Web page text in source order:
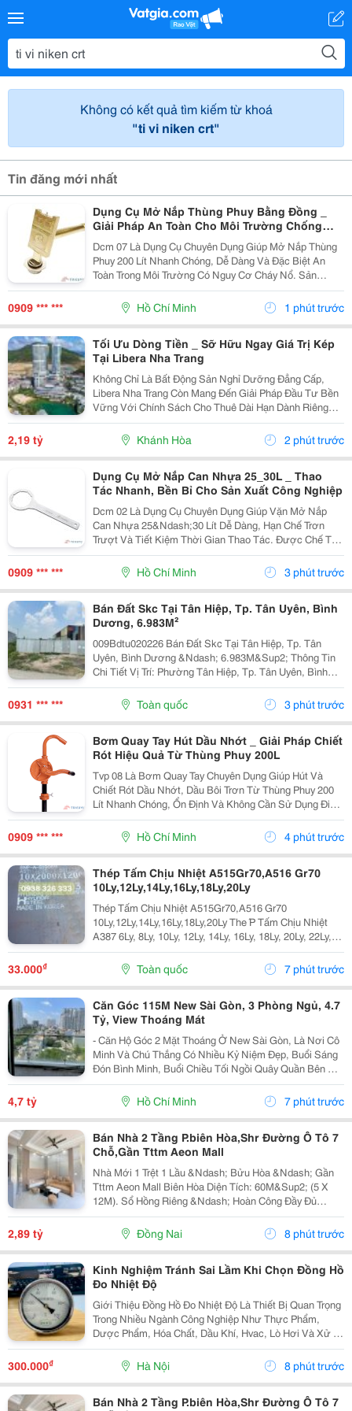
Không có kết quả tìm kiếm từ khoá
"ti vi niken crt"
Tin đăng mới nhất
Dụng Cụ Mở Nắp Thùng Phuy Bằng Đồng _
Giải Pháp An Toàn Cho Môi Trường Chống
Cháy Nổ
Dcm 07 Là Dụng Cụ Chuyên Dụng Giúp Mở Nắp Thùng
Phuy 200 Lít Nhanh Chóng, Dễ Dàng Và Đặc Biệt An
Toàn Trong Môi Trường Có Nguy Cơ Cháy Nổ. Sản
Phẩm Được Chế Tạo Từ Đồng Nguyên Khối , Hạn Chế
Phát Sinh Tia Lửa Khi Thao Tác, Đáp Ứng Yêu Cầu Của
0909 *** *** Hồ Chí Minh 1 phút trước
Tối Ưu Dòng Tiền _ Sỡ Hữu Ngay Giá Trị Kép
Tại Libera Nha Trang
Không Chỉ Là Bất Động Sản Nghỉ Dưỡng Đẳng Cấp,
Libera Nha Trang Còn Mang Đến Giải Pháp Đầu Tư Bền
Vững Với Chính Sách Cho Thuê Dài Hạn Dành Riêng
Cho Chủ Sở Hữu Sanhome, Paramount Và Vega Alora
Residences ✨ Chính Sách Hấp Dẫn: Sanhome: Thu
Nhập Ước...
2,19 tỷ Khánh Hòa 2 phút trước
Dụng Cụ Mở Nắp Can Nhựa 25_30L _ Thao
Tác Nhanh, Bền Bỉ Cho Sản Xuất Công Nghiệp
Dcm 02 Là Dụng Cụ Chuyên Dụng Giúp Vặn Mở Nắp
Can Nhựa 25&Ndash;30 Lít Dễ Dàng, Hạn Chế Trơn
Trượt Và Tiết Kiệm Thời Gian Thao Tác. Được Chế Tạo
Từ Thép Xi Mạ Chống Gỉ , Sản Phẩm Có Độ Bền Cao,
Phù Hợp Sử Dụng Thường Xuyên Trong Nhà Máy Và
Kho Hóa...
0909 *** *** Hồ Chí Minh 3 phút trước
Bán Đất Skc Tại Tân Hiệp, Tp. Tân Uyên, Bình
Dương, 6.983M²
009Bdtu020226 Bán Đất Skc Tại Tân Hiệp, Tp. Tân
Uyên, Bình Dương &Ndash; 6.983M&Sup2; Thông Tin
Chi Tiết Vị Trí: Phường Tân Hiệp, Tp. Tân Uyên, Bình
Dương. Tổng Diện Tích Đất: 6.983M&Sup2; Loại Đất:
Skc (Đất Sản Xuất Kinh Doanh) Diện Tích Sử...
0931 *** *** Toàn quốc 3 phút trước
Bơm Quay Tay Hút Dầu Nhớt _ Giải Pháp Chiết
Rót Hiệu Quả Từ Thùng Phuy 200L
Tvp 08 Là Bơm Quay Tay Chuyên Dụng Giúp Hút Và
Chiết Rót Dầu Nhớt, Dầu Bôi Trơn Từ Thùng Phuy 200
Lít Nhanh Chóng, Ổn Định Và Không Cần Sử Dụng Điện.
Thân Bơm Được Đúc Bằng Gang Chịu Lực , Kết Hợp
Cơ Chế Quay Tay 360&Deg; Giúp Vận Hành Nhẹ Nhàng,
0909 *** *** Hồ Chí Minh 4 phút trước
Thép Tấm Chịu Nhiệt A515Gr70,A516 Gr70
10Ly,12Ly,14Ly,16Ly,18Ly,20Ly
Thép Tấm Chịu Nhiệt A515Gr70,A516 Gr70
10Ly,12Ly,14Ly,16Ly,18Ly,20Ly The ́P Tấm Chịu Nhiệt
A387 6Ly, 8Ly, 10Ly, 12Ly, 14Ly, 16Ly, 18Ly, 20Ly, 22Ly,
25Ly, 30Ly, 35Ly Thép Tấm Chịu Nhiệt ,16Mo3,13Crmo
4-5 A515 Gr70 A387 6Ly, 8Ly,...
33.000₫ Toàn quốc 7 phút trước
Căn Góc 115M New Sài Gòn, 3 Phòng Ngủ, 4.7
Tỷ, View Thoáng Mát
- Căn Hộ Góc 2 Mặt Thoáng Ở New Sài Gòn, Là Nơi Cô
Minh Và Chú Thắng Có Nhiều Kỷ Niệm Đẹp, Buổi Sáng
Đón Bình Minh, Buổi Chiều Tối Ngồi Quây Quần Bên Gia
Đình. Nay Chuẩn Bị Sang Ở Căn Biệt Thự Nên Đành
Gửi Gắm Căn Hộ Này Lại Với Giá 4.7 Tỷ - Căn Hộ...
4,7 tỷ Hồ Chí Minh 7 phút trước
Bán Nhà 2 Tầng P.biên Hòa,Shr Đường Ô Tô 7
Chỗ,Gần Tttm Aeon Mall
Nhà Mới 1 Trệt 1 Lầu &Ndash; Bửu Hòa &Ndash; Gần
Tttm Aeon Mall Biên Hòa Diện Tích: 60M&Sup2; (5 X
12M). Sổ Hồng Riêng &Ndash; Hoàn Công Đầy Đủ
&Ndash; Hỗ Trợ Vay Ngân Hàng Đến 80%. Đường Ô Tô
7 Chỗ Vào Tận Nhà Công Năng:1 Trệt 1 Lầu: 3 Phòng...
2,89 tỷ Đồng Nai 8 phút trước
Kinh Nghiệm Tránh Sai Lầm Khi Chọn Đồng Hồ
Đo Nhiệt Độ
Giới Thiệu Đồng Hồ Đo Nhiệt Độ Là Thiết Bị Quan Trọng
Trong Nhiều Ngành Công Nghiệp Như Thực Phẩm,
Dược Phẩm, Hóa Chất, Dầu Khí, Hvac, Lò Hơi Và Xử Lý
Nước. Tuy Nhiên, Không Phải Loại Đồng Hồ Đo Nhiệt
Độ Chân Sau Nào Cũng Phù Hợp Với Mọi Môi Trường...
300.000₫ Hà Nội 8 phút trước
Bán Nhà 2 Tầng P.biên Hòa,Shr Đường Ô Tô 7